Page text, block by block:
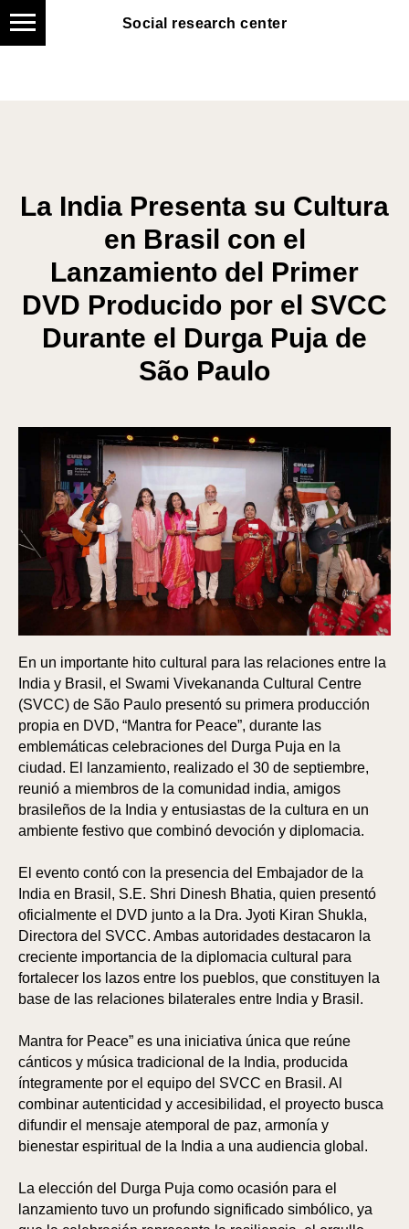
Social research center
Social research center
La India Presenta su Cultura
en Brasil con el
Lanzamiento del Primer
DVD Producido por el SVCC
Durante el Durga Puja de
São Paulo
En un importante hito cultural para las relaciones entre la
India y Brasil, el Swami Vivekananda Cultural Centre
(SVCC) de São Paulo presentó su primera producción
propia en DVD, “Mantra for Peace”, durante las
emblemáticas celebraciones del Durga Puja en la
ciudad. El lanzamiento, realizado el 30 de septiembre,
reunió a miembros de la comunidad india, amigos
brasileños de la India y entusiastas de la cultura en un
ambiente festivo que combinó devoción y diplomacia.
El evento contó con la presencia del Embajador de la
India en Brasil, S.E. Shri Dinesh Bhatia, quien presentó
oficialmente el DVD junto a la Dra. Jyoti Kiran Shukla,
Directora del SVCC. Ambas autoridades destacaron la
creciente importancia de la diplomacia cultural para
fortalecer los lazos entre los pueblos, que constituyen la
base de las relaciones bilaterales entre India y Brasil.
Mantra for Peace” es una iniciativa única que reúne
cánticos y música tradicional de la India, producida
íntegramente por el equipo del SVCC en Brasil. Al
combinar autenticidad y accesibilidad, el proyecto busca
difundir el mensaje atemporal de paz, armonía y
bienestar espiritual de la India a una audiencia global.
La elección del Durga Puja como ocasión para el
lanzamiento tuvo un profundo significado simbólico, ya